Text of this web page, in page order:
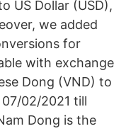
US Dollar (USD),
we added
for
with exchange
Dong (VND) to
02/2021 till
Dong is the